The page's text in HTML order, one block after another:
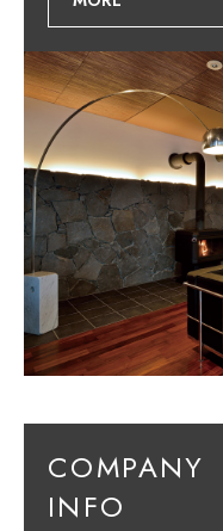
COMPANY
INFO